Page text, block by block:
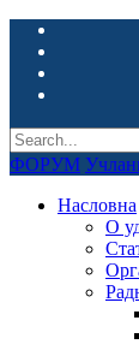
ФОРУМ
Насловна
О